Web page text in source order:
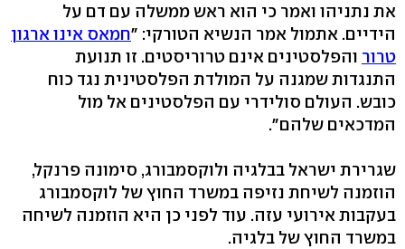
את נתניהו ואמר כי הוא ראש ממשלה עם דם על
הידיים. אתמול אמר הנשיא הטורקי: "חמאס אינו ארגון
טרור והפלסטינים אינם טרוריסטים. זו תנועת
התנגדות שמגנה על המולדת הפלסטינית נגד כוח
כובש. העולם סולידרי עם הפלסטינים אל מול
המדכאים שלהם".
שגרירת ישראל בבלגיה ולוקסמבורג, סימונה פרנקל,
הוזמנה לשיחת נזיפה במשרד החוץ של לוקסמבורג
בעקבות אירועי עזה. עוד לפני כן היא הוזמנה לשיחה
במשרד החוץ של בלגיה.